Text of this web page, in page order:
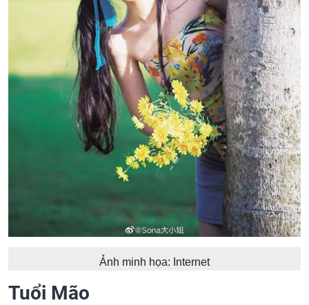
Ảnh minh họa: Internet
Tuổi Mão